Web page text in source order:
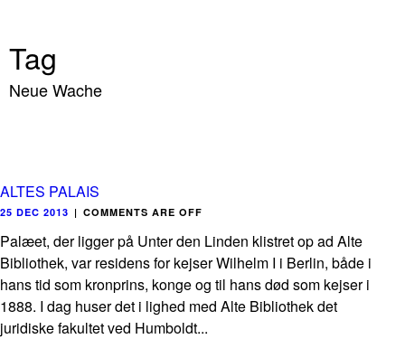
Tag
Neue Wache
ALTES PALAIS
25 DEC 2013 | COMMENTS ARE OFF
Palæet, der ligger på Unter den Linden klistret op ad Alte
Bibliothek, var residens for kejser Wilhelm I i Berlin, både i
hans tid som kronprins, konge og til hans død som kejser i
1888. I dag huser det i lighed med Alte Bibliothek det
juridiske fakultet ved Humboldt...